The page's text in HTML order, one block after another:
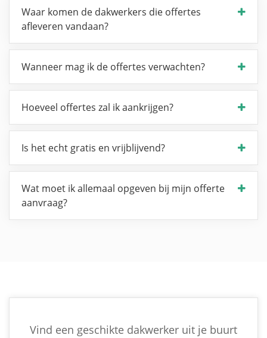
Waar komen de dakwerkers die offertes
afleveren vandaan?
Wanneer mag ik de offertes verwachten?
Hoeveel offertes zal ik aankrijgen?
Is het echt gratis en vrijblijvend?
Wat moet ik allemaal opgeven bij mijn offerte
aanvraag?
Vind een geschikte dakwerker uit je buurt